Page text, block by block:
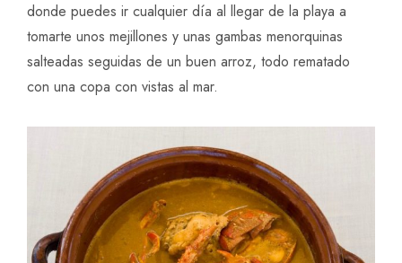
donde puedes ir cualquier día al llegar de la playa a
tomarte unos mejillones y unas gambas menorquinas
salteadas seguidas de un buen arroz, todo rematado
con una copa con vistas al mar.